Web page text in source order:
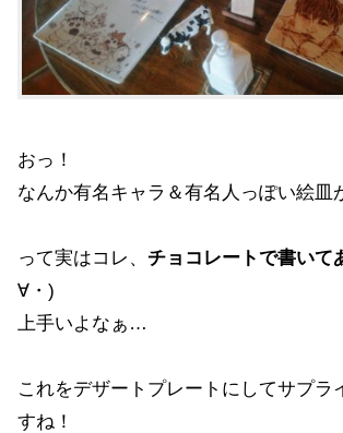
おっ！
なんか有名キャラ＆有名人っぽい絵皿
って実はコレ、 チョコレートで書いて
∀・)
上手いよなぁ…
これをデザートプレートにしてサプラ
すね！